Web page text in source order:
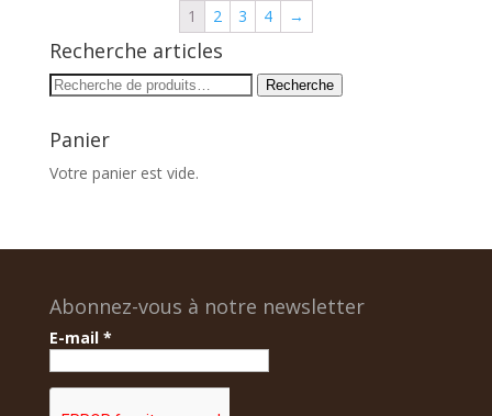
1 2 3 4 →
Recherche articles
Recherche
Recherche
Panier
Votre panier est vide.
Abonnez-vous à notre newsletter
E-mail *